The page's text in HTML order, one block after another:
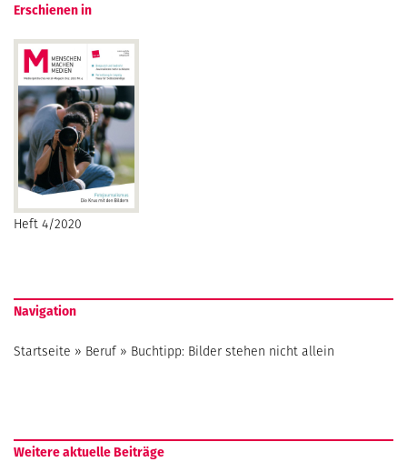
Erschienen in
Heft 4/2020
Navigation
Startseite » Beruf» Buchtipp: Bilder stehen nicht allein
Weitere aktuelle Beiträge